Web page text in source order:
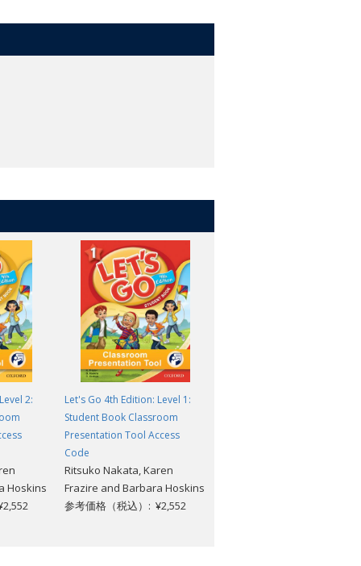
2:
Hoskins
Let's Go 4th Edition: Level 1:
Student Book Classroom
Presentation Tool Access
Code
Ritsuko Nakata, Karen
Frazire and Barbara Hoskins
参考価格（税込）: ¥2,552